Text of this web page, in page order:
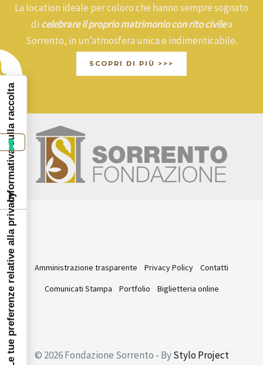
La location ideale per coloro che hanno sempre sognato
di celebrare il proprio matrimonio con rito civilea
Sorrento, in un’atmosfera unica e indimenticabile.
SCOPRI DI PIÙ >>>
Amministrazione trasparente Privacy Policy
Contatti
Comunicati Stampa
Portfolio Biglietteria online
© 2026 Fondazione Sorrento - ByStylo Project
Le tue preferenze relative alla privacy
Informativa sulla raccolta